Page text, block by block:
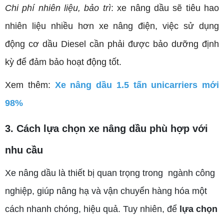
Chi phí nhiên liệu, bảo trì: xe nâng dầu sẽ tiêu hao
nhiên liệu nhiều hơn xe nâng điện, việc sử dụng
động cơ dầu Diesel cần phải được bảo dưỡng định
kỳ để đảm bảo hoạt động tốt.
Xem thêm: Xe nâng dầu 1.5 tấn unicarriers mới
98%
3. Cách lựa chọn xe nâng dầu phù hợp với
nhu cầu
Xe nâng dầu là thiết bị quan trọng trong ngành công
nghiệp, giúp nâng hạ và vận chuyển hàng hóa một
cách nhanh chóng, hiệu quả. Tuy nhiên, để lựa chọn